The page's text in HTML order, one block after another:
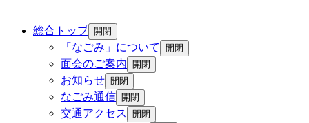
総合トップ 開閉
「なごみ」について 開閉
面会のご案内 開閉
お知らせ 開閉
なごみ通信 開閉
交通アクセス 開閉